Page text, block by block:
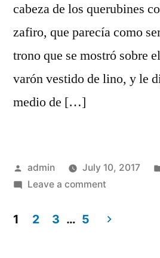
cabeza de los querubines
zafiro, que parecía como
trono que se mostró sobre
varón vestido de lino, y le
medio de […]
Posted
by
admin July 10, 2017
Leave a commenton
10
1 2 3 … 5